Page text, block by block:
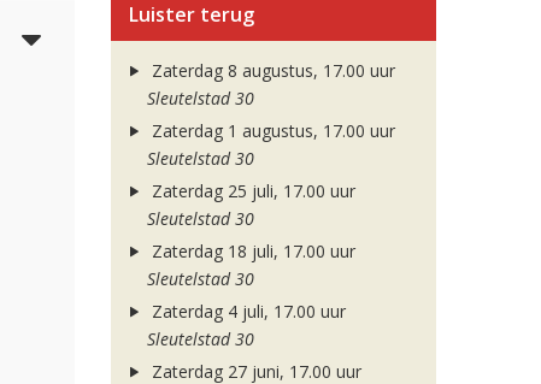
Luister terug
Zaterdag 8 augustus, 17.00 uur
Sleutelstad 30
Zaterdag 1 augustus, 17.00 uur
Sleutelstad 30
Zaterdag 25 juli, 17.00 uur
Sleutelstad 30
Zaterdag 18 juli, 17.00 uur
Sleutelstad 30
Zaterdag 4 juli, 17.00 uur
Sleutelstad 30
Zaterdag 27 juni, 17.00 uur